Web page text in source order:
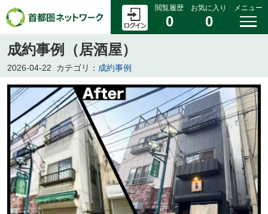
閲覧履歴
0
お気に入り
0
メニュー
成約事例（居酒屋）
2026-04-22 カテゴリ： 成約事例